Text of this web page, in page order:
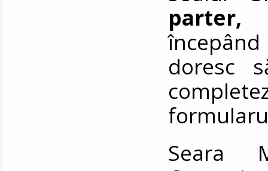
parter,
începând
doresc
Seara